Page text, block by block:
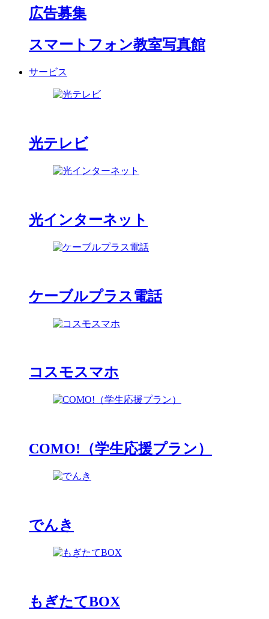
広告募集
スマートフォン教室写真館
サービス
光テレビ
光インターネット
ケーブルプラス電話
コスモスマホ
COMO!（学生応援プラン）
でんき
もぎたてBOX